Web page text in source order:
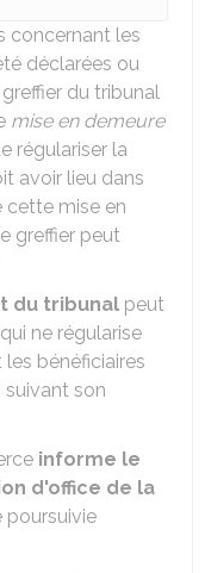
concernant les
déclarées ou
du tribunal
mise en demeure
régulariser la
avoir lieu dans
cette mise en
greffier peut
du tribunal peut
ne régularise
bénéficiaires
suivant son
informe le
d'office de la
poursuivie